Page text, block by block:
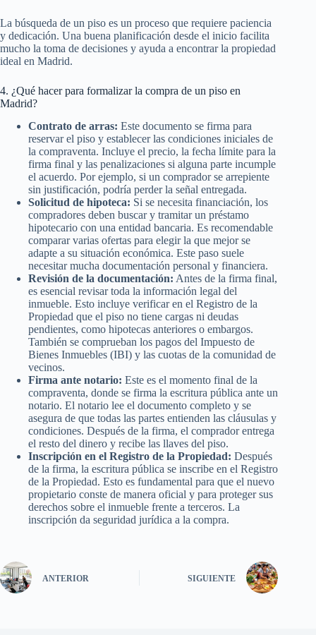
La búsqueda de un piso es un proceso que requiere paciencia
y dedicación. Una buena planificación desde el inicio facilita
mucho la toma de decisiones y ayuda a encontrar la propiedad
ideal en Madrid.
4. ¿Qué hacer para formalizar la compra de un piso en
Madrid?
Contrato de arras: Este documento se firma para
reservar el piso y establecer las condiciones iniciales de
la compraventa. Incluye el precio, la fecha límite para la
firma final y las penalizaciones si alguna parte incumple
el acuerdo. Por ejemplo, si un comprador se arrepiente
sin justificación, podría perder la señal entregada.
Solicitud de hipoteca: Si se necesita financiación, los
compradores deben buscar y tramitar un préstamo
hipotecario con una entidad bancaria. Es recomendable
comparar varias ofertas para elegir la que mejor se
adapte a su situación económica. Este paso suele
necesitar mucha documentación personal y financiera.
Revisión de la documentación: Antes de la firma final,
es esencial revisar toda la información legal del
inmueble. Esto incluye verificar en el Registro de la
Propiedad que el piso no tiene cargas ni deudas
pendientes, como hipotecas anteriores o embargos.
También se comprueban los pagos del Impuesto de
Bienes Inmuebles (IBI) y las cuotas de la comunidad de
vecinos.
Firma ante notario: Este es el momento final de la
compraventa, donde se firma la escritura pública ante un
notario. El notario lee el documento completo y se
asegura de que todas las partes entienden las cláusulas y
condiciones. Después de la firma, el comprador entrega
el resto del dinero y recibe las llaves del piso.
Inscripción en el Registro de la Propiedad: Después
de la firma, la escritura pública se inscribe en el Registro
de la Propiedad. Esto es fundamental para que el nuevo
propietario conste de manera oficial y para proteger sus
derechos sobre el inmueble frente a terceros. La
inscripción da seguridad jurídica a la compra.
ANTERIOR SIGUIENTE